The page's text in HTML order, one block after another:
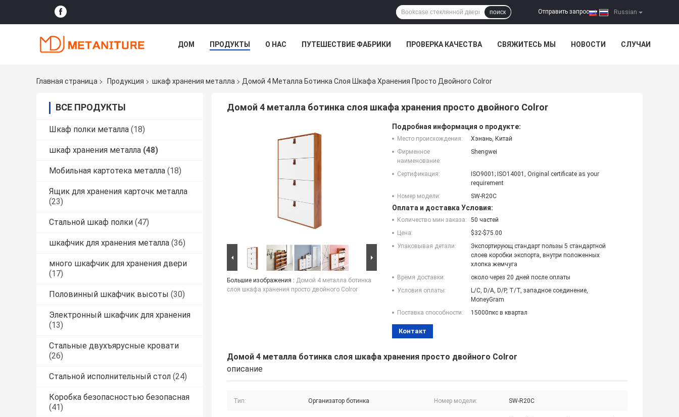
Russian
Отправить запрос |
поиск
ДОМ ПРОДУКТЫ О НАС ПУТЕШЕСТВИЕ ФАБРИКИ ПРОВЕРКА КАЧЕСТВА СВЯЖИТЕСЬ МЫ НОВОСТИ СЛУЧАИ
Главная страница Продукция шкаф хранения металла Домой 4 Металла Ботинка Слоя Шкафа Хранения Просто Двойного Colror
ВСЕ ПРОДУКТЫ
Шкаф полки металла (18)
шкаф хранения металла (48)
Мобильная картотека металла (18)
Ящик для хранения карточк металла
(23)
Стальной шкаф полки (47)
шкафчик для хранения металла (36)
много шкафчик для хранения двери
(17)
Половинный шкафчик высоты (30)
Электронный шкафчик для хранения
(13)
Стальные двухъярусные кровати
(26)
Стальной исполнительный стол (24)
Коробка безопасностью безопасная
(41)
Домой 4 металла ботинка слоя шкафа хранения просто двойного Colror
Большие изображения : Домой 4 металла ботинка
слоя шкафа хранения просто двойного Colror
Подробная информация о продукте:
Место происхождения:
Хэнань, Китай
Фирменное
наименование:
Shengwei
Сертификация:
ISO9001; ISO14001, Original certificate as your
requirement
Номер модели:
SW-R20C
Оплата и доставка Условия:
Количество мин заказа:
50 частей
Цена:
$32-$75.00
Упаковывая детали:
Экспортирующ стандарт пользы 5 стандартной
слоев коробки экспорта, внутри положенных
хлопка жемчуга
Время доставки:
около через 20 дней после оплаты
Условия оплаты:
L/C, D/A, D/P, T/T, западное соединение,
MoneyGram
Поставка способности:
15000пкс в квартал
Контакт
Домой 4 металла ботинка слоя шкафа хранения просто двойного Colror
описание
Тип: Организатор ботинка Номер модели: SW-R20C